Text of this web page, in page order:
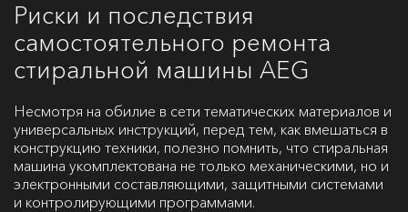
Риски и последствия
самостоятельного ремонта
стиральной машины AEG
Несмотря на обилие в сети тематических материалов и
универсальных инструкций, перед тем, как вмешаться в
конструкцию техники, полезно помнить, что стиральная
машина укомплектована не только механическими, но и
электронными составляющими, защитными системами
и контролирующими программами.